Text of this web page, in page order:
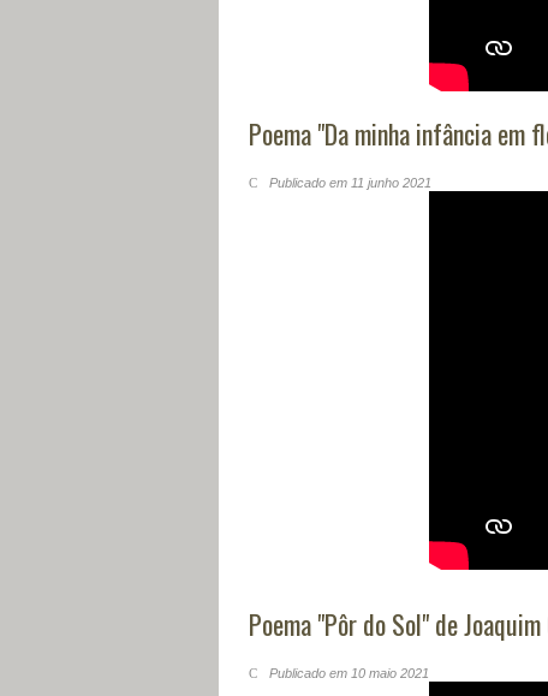
Poema "Da minha infância em
Publicado em 11 junho 2021
Poema "Pôr do Sol" de
Publicado em 10 maio 2021